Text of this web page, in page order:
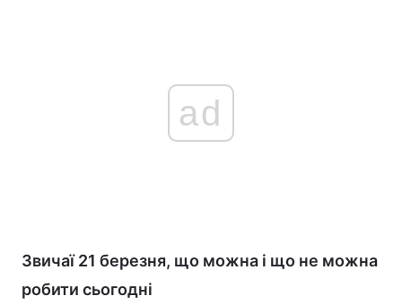
ad
Звичаї 21 березня, що можна і що не можна
робити сьогодні